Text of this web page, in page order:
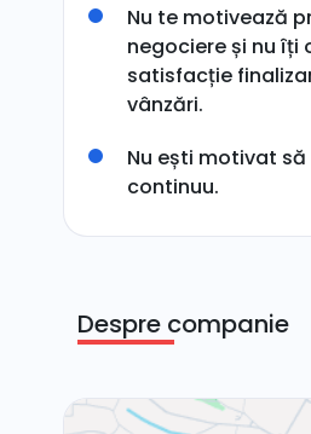
Nu te motivează
negociere și nu îți
satisfacție
vânzări.
Nu ești motivat
continuu.
Despre companie